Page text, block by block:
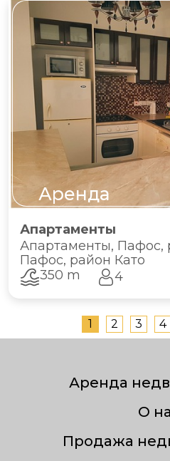
Аренда
Апартаменты
Апартаменты, Пафос,
Пафос, район Като
350 m
4
1 2 3 4
Аренда
О
Продажа